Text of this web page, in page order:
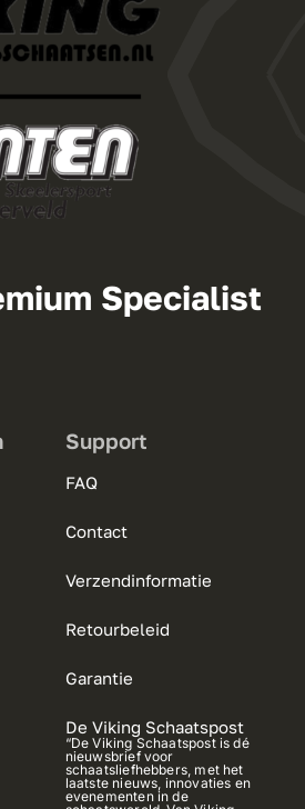
Specialist
Support
FAQ
Contact
Verzendinformatie
Retourbeleid
Garantie
De Viking Schaatspost
“De Viking Schaatspost is dé
nieuwsbrief voor
schaatsliefhebbers, met het
laatste nieuws, innovaties en
evenementen in de